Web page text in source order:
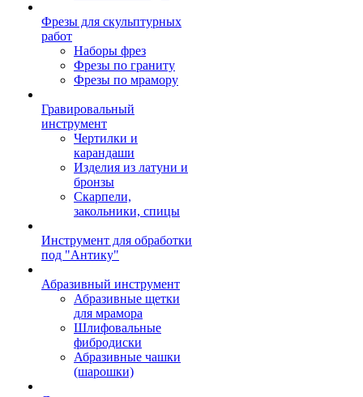
Фрезы для скульптурных
работ
Наборы фрез
Фрезы по граниту
Фрезы по мрамору
Гравировальный
инструмент
Чертилки и
карандаши
Изделия из латуни и
бронзы
Скарпели,
закольники, спицы
Инструмент для обработки
под "Антику"
Абразивный инструмент
Абразивные щетки
для мрамора
Шлифовальные
фибродиски
Абразивные чашки
(шарошки)